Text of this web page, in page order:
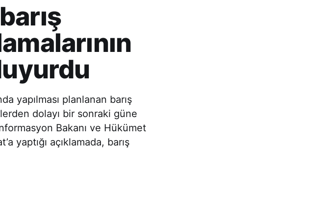
yapılması planlanan barış
dolayı bir sonraki güne
Bakanı ve Hükümet
yaptığı açıklamada, barış